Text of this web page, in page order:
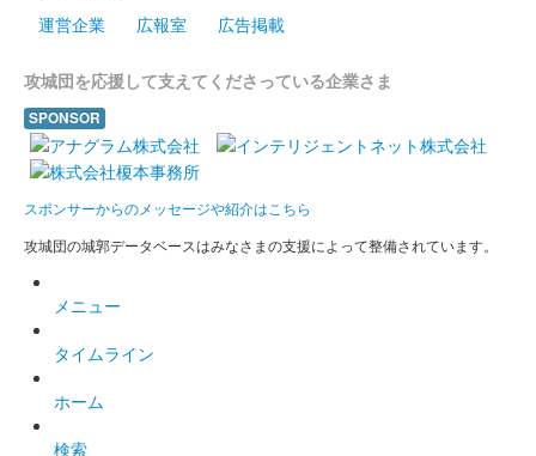
200枚限定
小幡城 御城印
500枚限定。
小幡城 御城印
天魔鬼神金箔色版
500枚限定。
小幡城 御城印
販売終了
お城EXPO 2021の会場内で販売。
運営企業
広報室 広告掲載
攻城団を応援して支えてくださっている企業さま
SPONSOR
スポンサーからのメッセージや紹介はこちら
攻城団の城郭データベースはみなさまの支援によって整備されています。
メニュー
タイムライン
ホーム
検索